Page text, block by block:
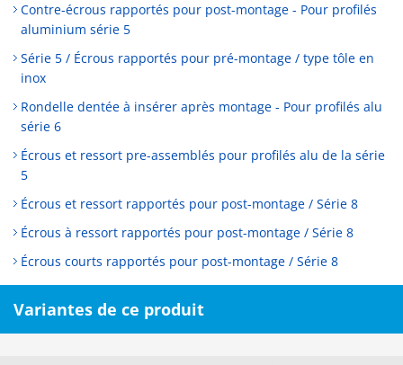
Contre-écrous rapportés pour post-montage - Pour profilés
aluminium série 5
Série 5 / Écrous rapportés pour pré-montage / type tôle en
inox
Rondelle dentée à insérer après montage - Pour profilés alu
série 6
Écrous et ressort pre-assemblés pour profilés alu de la série
5
Écrous et ressort rapportés pour post-montage / Série 8
Écrous à ressort rapportés pour post-montage / Série 8
Écrous courts rapportés pour post-montage / Série 8
Variantes de ce produit